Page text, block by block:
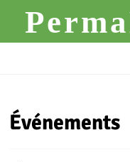
content
Événements